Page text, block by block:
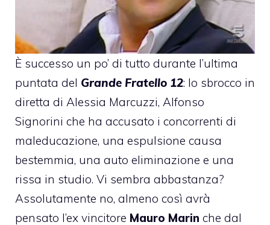
È successo un po’ di tutto durante l’ultima
puntata del Grande Fratello 12: lo sbrocco in
diretta di Alessia Marcuzzi, Alfonso
Signorini che ha accusato i concorrenti di
maleducazione, una espulsione causa
bestemmia, una auto eliminazione e una
rissa in studio. Vi sembra abbastanza?
Assolutamente no, almeno così avrà
pensato l’ex vincitore Mauro Marin che dal